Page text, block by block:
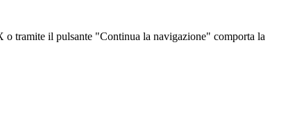
o tramite il pulsante "Continua la navigazione" comporta la